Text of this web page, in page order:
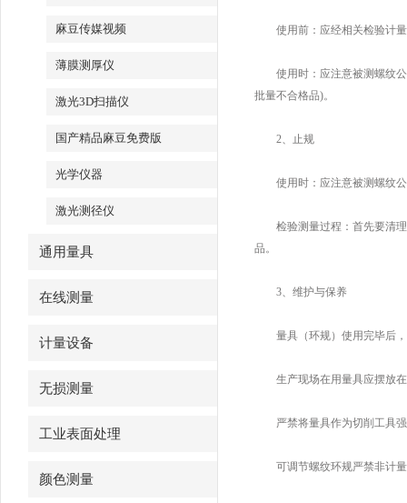
麻豆传媒视频
薄膜测厚仪
激光3D扫描仪
国产精品麻豆免费版
光学仪器
激光测径仪
通用量具
在线测量
计量设备
无损测量
工业表面处理
颜色测量
使用前：应经相关检验计量
使用时：应注意被测螺纹公
批量不合格品)。
2、止规
使用时：应注意被测螺纹
检验测量过程：首先要清
品。
3、维护与保养
量具（环规）使用完毕后，
生产现场在用量具应摆放在工艺
严禁将量具作为切削工具强制旋
可调节螺纹环规严禁非计量工作